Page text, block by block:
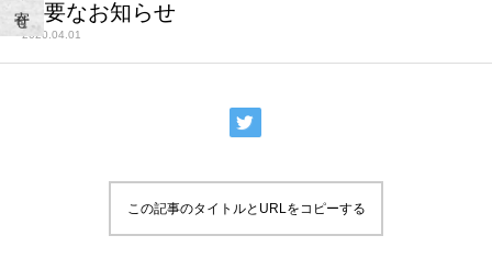
重要なお知らせ
2020.04.01
この記事のタイトルとURLをコピーする